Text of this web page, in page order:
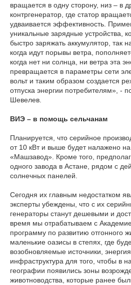
вращается в одну сторону, низ – в
контргенератор, где статор
удваивается эффективность.
уникальные зарядные устройства,
быстро заряжать аккумулятор, так
когда идут порывы ветра,
когда нет ни солнца, ни ветра эта
превращается в параметры сети
вольт и таким образом создается
отпуска энергии потребителям», -
Шевелев.
ВИЭ – в помощь сельчанам
Планируется, что серийное
от 10 кВт и выше будет налажено
«Машзавод». Кроме того,
одного завода в Астане, рядом с
солнечных панелей.
Сегодня их главным недостатком
эксперты убеждены, что с их
генераторы станут дешевыми и
время мы отрабатываем с
программу по развитию отгонного
маленькие оазисы в степях, где
возобновляемые источники,
инфраструктура для того, чтобы в
географии появились зоны
животноводства, которые ранее